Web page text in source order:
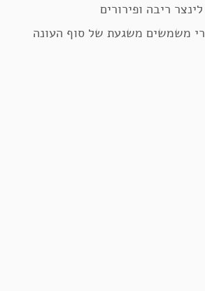
ריבה ופירורים
משמשים משגעת של סוף העונה